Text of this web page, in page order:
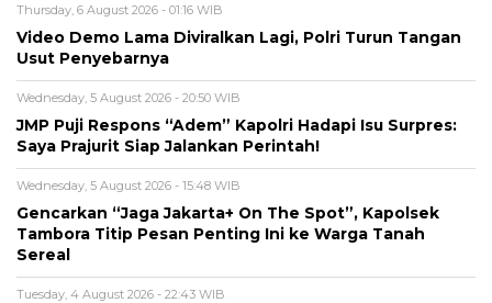
Thursday, 6 August 2026 - 01:16 WIB
Video Demo Lama Diviralkan Lagi, Polri Turun Tangan
Usut Penyebarnya
Wednesday, 5 August 2026 - 20:50 WIB
JMP Puji Respons “Adem” Kapolri Hadapi Isu Surpres:
Saya Prajurit Siap Jalankan Perintah!
Wednesday, 5 August 2026 - 15:48 WIB
Gencarkan “Jaga Jakarta+ On The Spot”, Kapolsek
Tambora Titip Pesan Penting Ini ke Warga Tanah
Sereal
Tuesday, 4 August 2026 - 22:43 WIB